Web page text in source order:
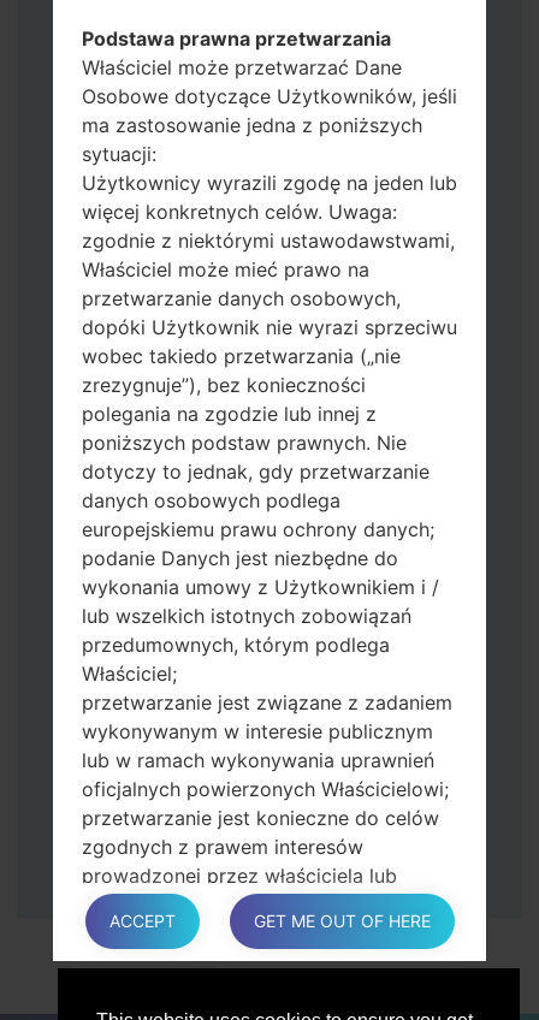
Jeśli chcesz wyczyścić pamięć flash użyj
CSC_*** albo użyj HOME_CSC_ ***, aby
zachować wszystkie swoje dane i aplikacje.
Teraz wyłącz swój telefon i przejdź do
trybu pobierania. Jak wykonać wszystkie
metody:
Naciśnij i przytrzymaj klawisz zasilania,
przycisk zwiększania głośności i klawisz
Bixby.
Naciśnij i przytrzymaj klawisze
zwiększania i zmniejszania głośności,
następnie podłącz kabel USB.
Naciśnij i przytrzymaj klawisz zasilania,
przycisk zmniejszania głośności i klawisz
strony domowej.
Podłącz kabel USB, a następnie naciśnij i
przytrzymaj przycisk Bixby i klawisz
zmniejszania głośności.
Naciśnij i przytrzymaj klawisz zasilania i
przycisk zwiększania głośności.
Następnie podłącz urządzenie do
komputera, Odin powinien wykryć
telefon, a na ekranie pojawi się numer
portu COM.
Podaj tylko czas przywracania ustawień
fabrycznych i automatycznego
ponownego uruchamiania.
Na koniec naciśnij klawisz Start. Twój
telefon uruchomi się ponownie i odłączy
się od komputera.
Podstawa prawna przetwarzania
Właściciel może przetwarzać Dane
Osobowe dotyczące Użytkowników, jeśli
ma zastosowanie jedna z poniższych
sytuacji:
Użytkownicy wyrazili zgodę na jeden lub
więcej konkretnych celów. Uwaga:
zgodnie z niektórymi ustawodawstwami,
Właściciel może mieć prawo na
przetwarzanie danych osobowych,
dopóki Użytkownik nie wyrazi sprzeciwu
wobec takiedo przetwarzania („nie
zrezygnuje”), bez konieczności
polegania na zgodzie lub innej z
poniższych podstaw prawnych. Nie
dotyczy to jednak, gdy przetwarzanie
danych osobowych podlega
europejskiemu prawu ochrony danych;
podanie Danych jest niezbędne do
wykonania umowy z Użytkownikiem i /
lub wszelkich istotnych zobowiązań
przedumownych, którym podlega
Właściciel;
przetwarzanie jest związane z zadaniem
wykonywanym w interesie publicznym
lub w ramach wykonywania uprawnień
oficjalnych powierzonych Właścicielowi;
przetwarzanie jest konieczne do celów
zgodnych z prawem interesów
prowadzonej przez właściciela lub
osobę trzecią.
W każdym przypadku Właściciel z
przyjemnością pomoże wyjaśnić
ACCEPT GET ME OUT OF HERE